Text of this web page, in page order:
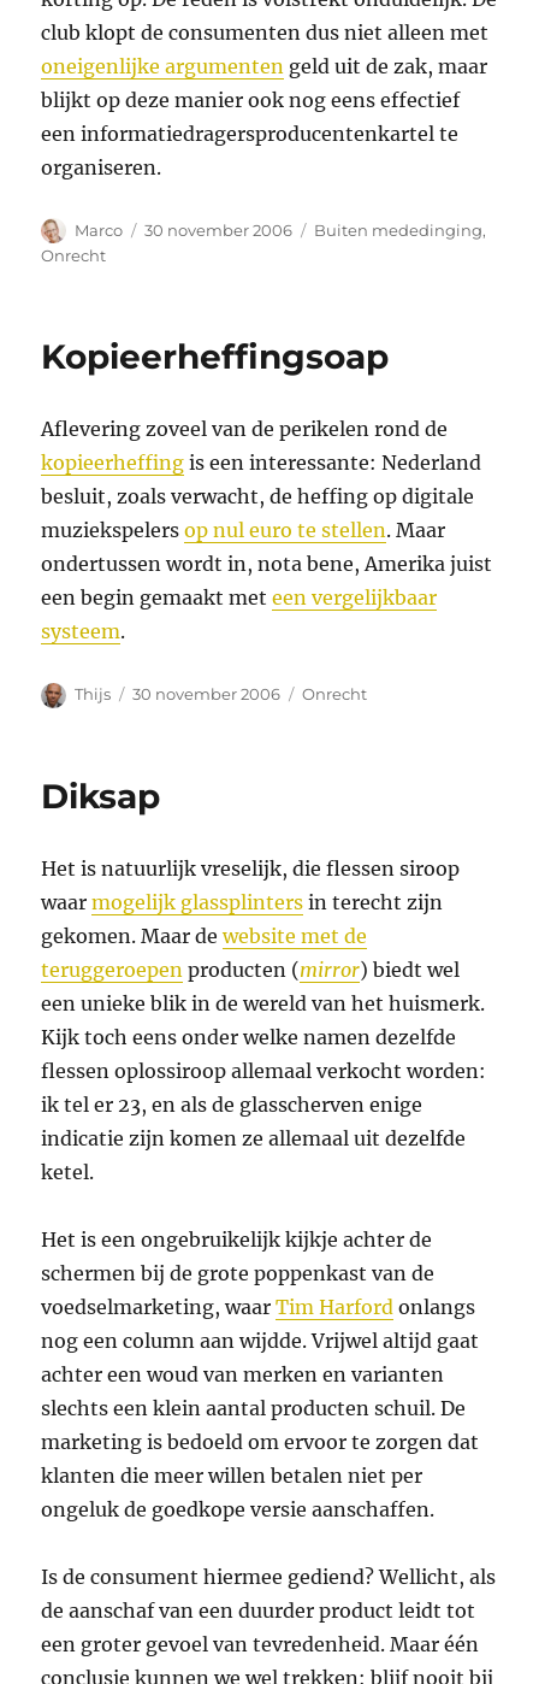
club klopt de consumenten dus niet alleen met
oneigenlijke argumenten geld uit de zak, maar
blijkt op deze manier ook nog eens effectief
een informatiedragersproducentenkartel te
organiseren.
Auteur
Marco
Geplaatst
30 november 2006 Categorieën
Buiten mededinging,
Onrecht
Kopieerheffingsoap
Aflevering zoveel van de perikelen rond de
kopieerheffing is een interessante: Nederland
besluit, zoals verwacht, de heffing op digitale
muziekspelersop nul euro te stellen. Maar
ondertussen wordt in, nota bene, Amerika juist
een begin gemaakt meteen vergelijkbaar
systeem.
Auteur
Thijs
Geplaatst
30 november 2006 Categorieën
Onrecht
Diksap
Het is natuurlijk vreselijk, die flessen siroop
waarmogelijk glassplinters in terecht zijn
gekomen. Maar dewebsite met de
teruggeroepen producten (mirror) biedt wel
een unieke blik in de wereld van het huismerk.
Kijk toch eens onder welke namen dezelfde
flessen oplossiroop allemaal verkocht worden:
ik tel er 23, en als de glasscherven enige
indicatie zijn komen ze allemaal uit dezelfde
ketel.
Het is een ongebruikelijk kijkje achter de
schermen bij de grote poppenkast van de
voedselmarketing, waarTim Harford onlangs
nog een column aan wijdde. Vrijwel altijd gaat
achter een woud van merken en varianten
slechts een klein aantal producten schuil. De
marketing is bedoeld om ervoor te zorgen dat
klanten die meer willen betalen niet per
ongeluk de goedkope versie aanschaffen.
Is de consument hiermee gediend? Wellicht, als
de aanschaf van een duurder product leidt tot
een groter gevoel van tevredenheid. Maar één
conclusie kunnen we wel trekken: blijf nooit bij